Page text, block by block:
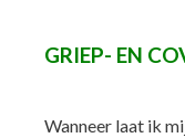
GRIEP- EN
Wanneer laat ik